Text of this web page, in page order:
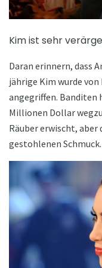
Kim ist sehr
Daran erinnern, dass
jährige Kim wurde
angegriffen. Banditen
Millionen Dollar
Räuber erwischt,
gestohlenen Schmuck.